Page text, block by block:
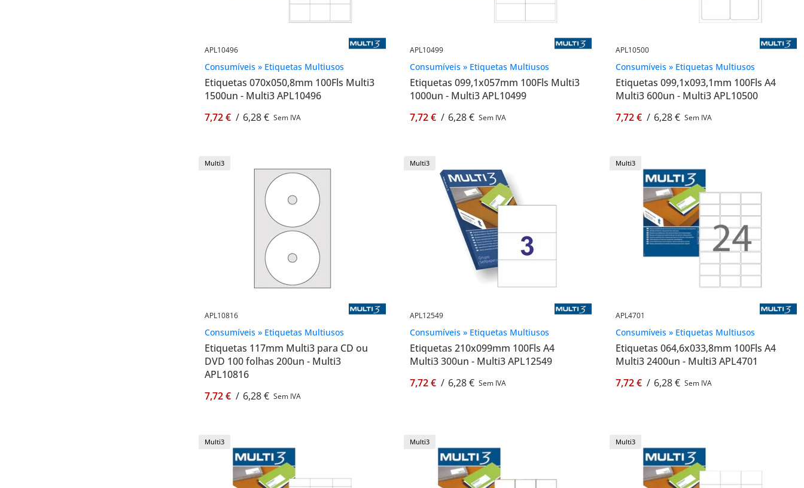
APL10496
Consumíveis » Etiquetas Multiusos
Etiquetas 070x050,8mm 100Fls Multi3
1500un - Multi3 APL10496
7,72 € / 6,28 € Sem IVA
APL10499
Consumíveis » Etiquetas Multiusos
Etiquetas 099,1x057mm 100Fls Multi3
1000un - Multi3 APL10499
7,72 € / 6,28 € Sem IVA
APL10500
Consumíveis » Etiquetas Multiusos
Etiquetas 099,1x093,1mm 100Fls A4
Multi3 600un - Multi3 APL10500
7,72 € / 6,28 € Sem IVA
Multi3
APL10816
Consumíveis » Etiquetas Multiusos
Etiquetas 117mm Multi3 para CD ou
DVD 100 folhas 200un - Multi3
APL10816
7,72 € / 6,28 € Sem IVA
Multi3
APL12549
Consumíveis » Etiquetas Multiusos
Etiquetas 210x099mm 100Fls A4
Multi3 300un - Multi3 APL12549
7,72 € / 6,28 € Sem IVA
Multi3
APL4701
Consumíveis » Etiquetas Multiusos
Etiquetas 064,6x033,8mm 100Fls A4
Multi3 2400un - Multi3 APL4701
7,72 € / 6,28 € Sem IVA
Multi3 Multi3 Multi3